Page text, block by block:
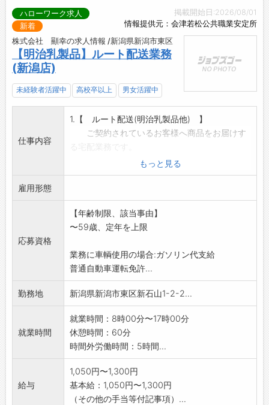
掲載開始日:2026/08/01
情報提供元：会津若松公共職業安定所
ハローワーク求人
新着
株式会社 顯幸の求人情報 /新潟県新潟市東区
【明治乳製品】ルート配送業務
(新潟店)
未経験者活躍中 高校卒以上 男女活躍中
仕事内容
1.【 ルート配送(明治乳製品他) 】
ご契約されているお客様へ商品をお届けす
明治乳製品をはじめとした健康食品の配達
をおこないます。
頂きます。
2.【 商品案内・既存客フォロー 】
配達終了後を活用して定期宅配やその他サ
既存客のアフターフォロー(健康アドバイスな
ど)を行います。
< 未経験者歓迎!研修充実! >
配送の経験がなくても、しっかり研修を受け働
けます!
具体的な研修例は「求人に関する特記事項」を
ご覧ください!
前職が配達職でない方も教えてきたスタッフで
すので
未経験の方にも寄り添って指導致します! ※1
もっと見る
雇用形態
応募資格
【年齢制限、該当事由】
〜59歳、定年を上限
業務に車輌使用の場合:ガソリン代支給
普通自動車運転免許...
勤務地 新潟県新潟市東区新石山1-2-2...
就業時間
就業時間：8時00分〜17時00分
休憩時間：60分
時間外労働時間：5時間...
給与
1,050円〜1,300円
基本給：1,050円〜1,300円
（その他の手当等付記事項）...